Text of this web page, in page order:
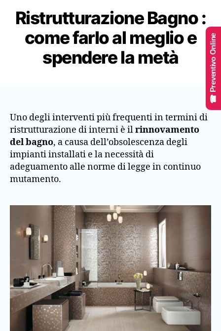
Ristrutturazione Bagno :
come farlo al meglio e
spendere la metà
Uno degli interventi più frequenti in termini di
ristrutturazione di interni è ilrinnovamento
del bagno, a causa dell’obsolescenza degli
impianti installati e la necessità di
adeguamento alle norme di legge in continuo
mutamento.
☎ Preventivo Online